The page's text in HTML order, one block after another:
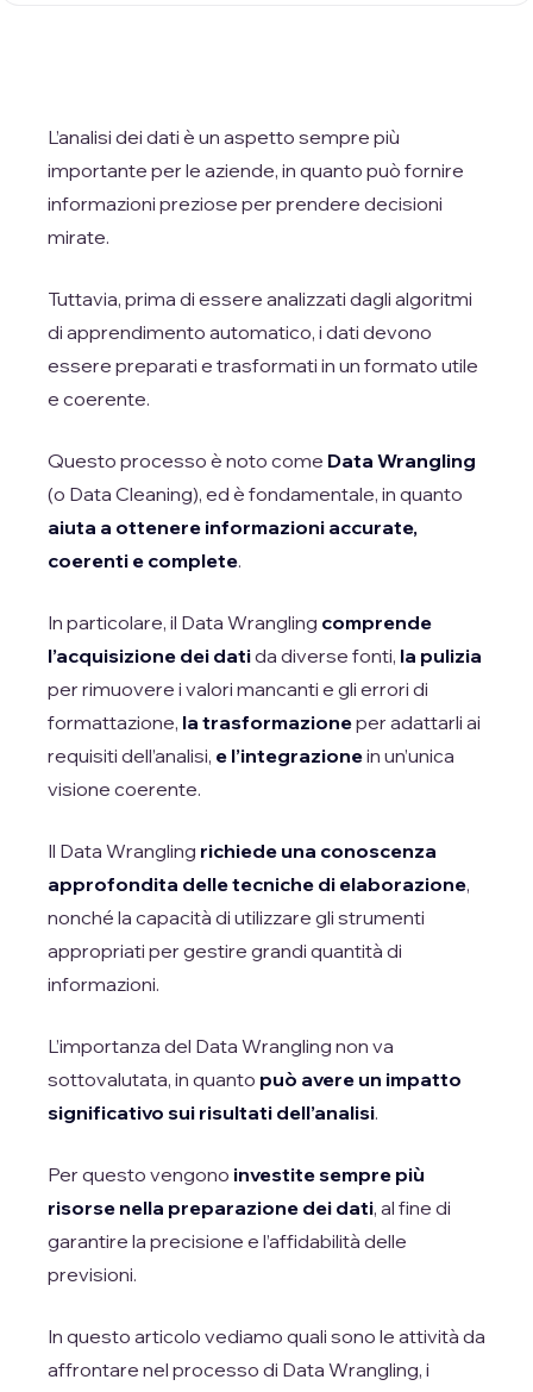
L’analisi dei dati è un aspetto sempre più
importante per le aziende, in quanto può fornire
informazioni preziose per prendere decisioni
mirate.
Tuttavia, prima di essere analizzati dagli algoritmi
di apprendimento automatico, i dati devono
essere preparati e trasformati in un formato utile
e coerente.
Questo processo è noto come Data Wrangling
(o Data Cleaning), ed è fondamentale, in quanto
aiuta a ottenere informazioni accurate,
coerenti e complete.
In particolare, il Data Wrangling comprende
l’acquisizione dei datida diverse fonti, la pulizia
per rimuovere i valori mancanti e gli errori di
formattazione, la trasformazioneper adattarli ai
requisiti dell’analisi, e l’integrazionein un’unica
visione coerente.
Il Data Wrangling richiede una conoscenza
approfondita delle tecniche di elaborazione,
nonché la capacità di utilizzare gli strumenti
appropriati per gestire grandi quantità di
informazioni.
L’importanza del Data Wrangling non va
sottovalutata, in quanto può avere un impatto
significativo sui risultati dell’analisi.
Per questo vengono investite sempre più
risorse nella preparazione dei dati, al fine di
garantire la precisione e l’affidabilità delle
previsioni.
In questo articolo vediamo quali sono le attività da
affrontare nel processo di Data Wrangling, i